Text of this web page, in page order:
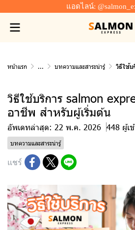
แอดไลน์:
หน้าแรก ... บทความและสาระน่ารู้ วิธีใช้บริกา
วิธีใช้บริการ salmon
อาชีพ สำหรับผู้เริ่มต้น
อัพเดทล่าสุด: 22 พ.ค. 2026 448 ผู้เ
บทความและสาระน่ารู้
แชร์